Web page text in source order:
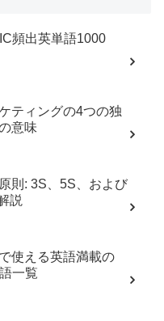
頻出英単語1000
ティングの4つの独
意味
則: 3S、5S、および
説
使える英語満載の
一覧